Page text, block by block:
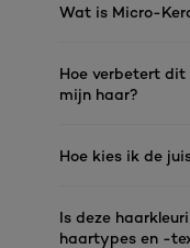
Wat is Micro-
Hoe verbetert
mijn haar?
Hoe kies ik de
Is deze
haartypes en -